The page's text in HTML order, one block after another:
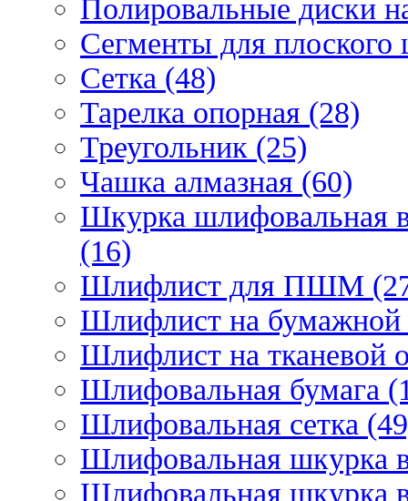
Полировальные диски
Сегменты для
Сетка (48)
Тарелка опорная (28)
Треугольник (25)
Чашка алмазная (60)
Шкурка шлифовальная
(16)
Шлифлист для ПШМ
Шлифлист на бумажной
Шлифлист на тканевой
Шлифовальная бумага
Шлифовальная сетка
Шлифовальная шкурка
Шлифовальная шкурка